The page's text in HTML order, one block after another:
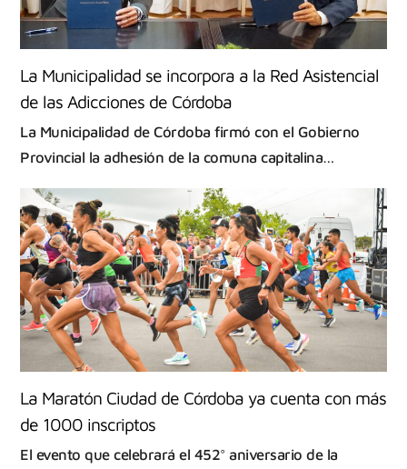
La Municipalidad se incorpora a la Red Asistencial
de las Adicciones de Córdoba
La Municipalidad de Córdoba firmó con el Gobierno
Provincial la adhesión de la comuna capitalina…
La Maratón Ciudad de Córdoba ya cuenta con más
de 1000 inscriptos
El evento que celebrará el 452° aniversario de la